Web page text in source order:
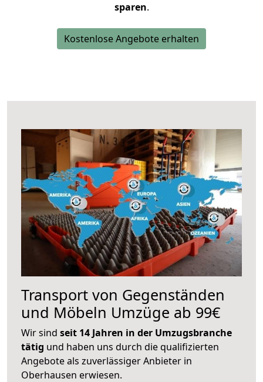
sparen.
Kostenlose Angebote erhalten
Transport von Gegenständen
und Möbeln Umzüge ab 99€
Wir sind seit 14 Jahren in der Umzugsbranche
tätig und haben uns durch die qualifizierten
Angebote als zuverlässiger Anbieter in
Oberhausen erwiesen.